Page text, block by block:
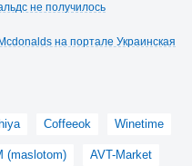
не получилось
на портале Украинская
Coffeeok Winetime
(maslotom) AVT-Market